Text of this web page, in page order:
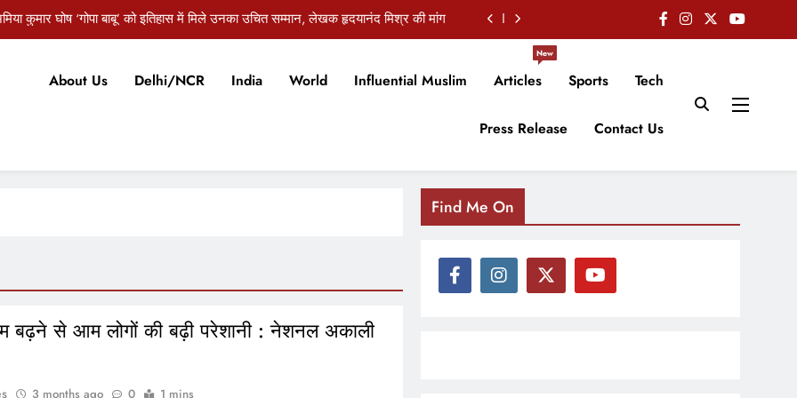
कुमार घोष ‘गोपा बाबू’ को इतिहास में मिले उनका उचित सम्मान, लेखक हृदयानंद मिश्र की मांग
करने के फैसले के खिलाफ महाधरना, कांग्रेस और मगधवासियों ने सरकार से की बहाली की मांग
कुमार घोष ‘गोपा बाबू’ को इतिहास में मिले उनका उचित सम्मान, लेखक हृदयानंद मिश्र की मांग
गांव में पेयजल संकट गहराया, खराब चापाकलों और बाउंड्री वॉल की कमी से ग्रामीण व बच्चे परेशान
About Us Delhi/NCR India World Influential Muslim Articles
New
Sports Tech
Press Release Contact Us
बढ़ने से आम लोगों की बढ़ी परेशानी : नेशनल अकाली
3 months ago 0 1 mins
Find Me On